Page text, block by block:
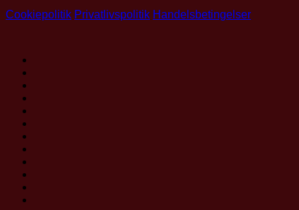
Cookiepolitik Privatlivspolitik Handelsbetingelser